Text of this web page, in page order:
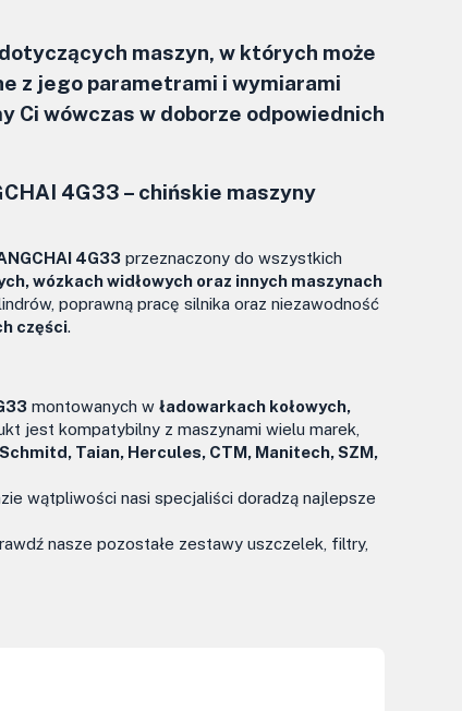
maszyn, w których może
z jego parametrami i wymiarami
Ci wówczas w doborze odpowiednich
4G33 – chińskie maszyny
4G33 przeznaczony do wszystkich
wózkach widłowych oraz innych maszynach
poprawną pracę silnika oraz niezawodność
części.
montowanych w ładowarkach kołowych,
jest kompatybilny z maszynami wielu marek,
Taian, Hercules, CTM, Manitech, SZM,
wątpliwości nasi specjaliści doradzą najlepsze
nasze pozostałe zestawy uszczelek, filtry,